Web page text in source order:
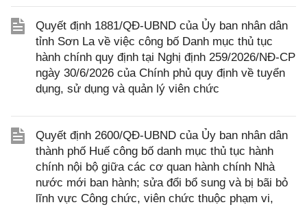
Quyết định 1881/QĐ-UBND của Ủy ban nhân dân
tỉnh Sơn La về việc công bố Danh mục thủ tục
hành chính quy định tại Nghị định 259/2026/NĐ-CP
ngày 30/6/2026 của Chính phủ quy định về tuyển
dụng, sử dụng và quản lý viên chức
Quyết định 2600/QĐ-UBND của Ủy ban nhân dân
thành phố Huế công bố danh mục thủ tục hành
chính nội bộ giữa các cơ quan hành chính Nhà
nước mới ban hành; sửa đổi bổ sung và bị bãi bỏ
lĩnh vực Công chức, viên chức thuộc phạm vi,